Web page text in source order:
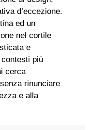
d’eccezione.
ed un
nel cortile
e
più
cerca
rinunciare
e alla